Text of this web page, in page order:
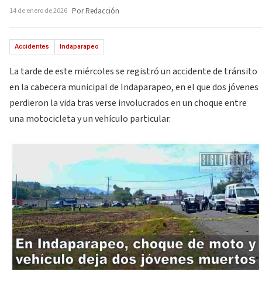
14 de enero de 2026 Por Redacción
Accidentes Indaparapeo
La tarde de este miércoles se registró un accidente de tránsito
en la cabecera municipal de Indaparapeo, en el que dos jóvenes
perdieron la vida tras verse involucrados en un choque entre
una motocicleta y un vehículo particular.